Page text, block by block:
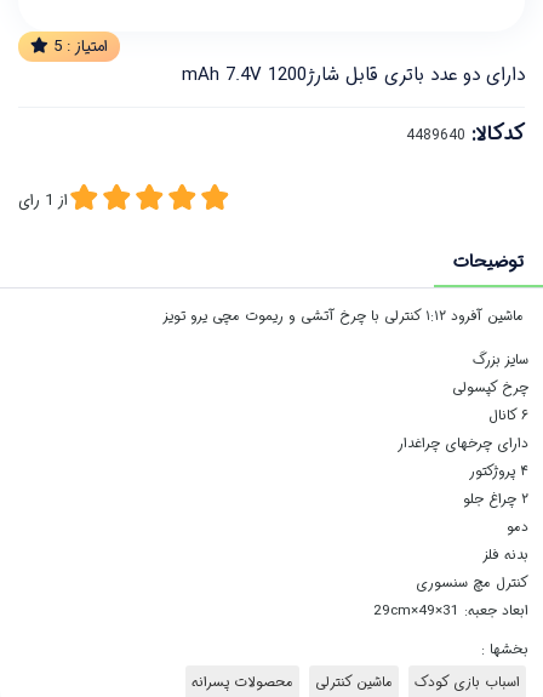
امتیاز : 5
دارای دو عدد باتری قابل شارژ1200 mAh 7.4V
کدکالا:
از 1 رای
توضیحات
ماشین آفرود ۱:۱۲ کنترلی با چرخ آتشی و ریموت مچی یرو تویز
سایز بزرگ
چرخ کپسولی
۶ کانال
دارای چرخهای چراغدار
۴ پروژکتور
۲ چراغ جلو
دمو
بدنه فلز
کنترل مچ سنسوری
ابعاد جعبه: 31×49×29cm
بخشها :
اسباب بازی کودک
ماشین کنترلی محصولات پسرانه